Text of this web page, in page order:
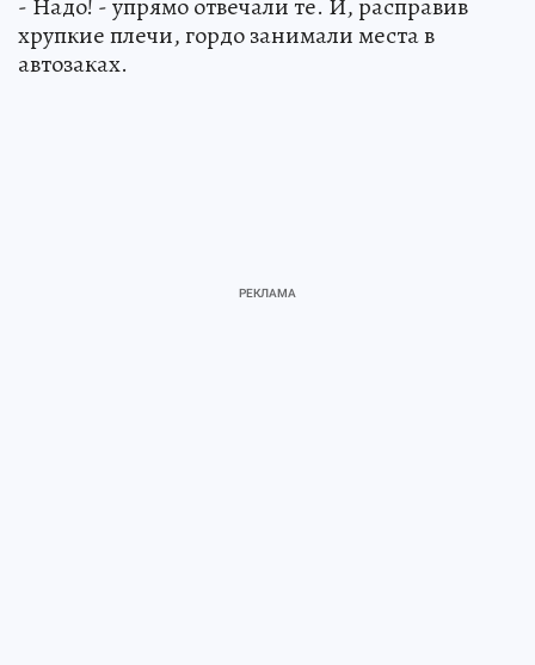
- Надо! - упрямо отвечали те. И, расправив
хрупкие плечи, гордо занимали места в
автозаках.